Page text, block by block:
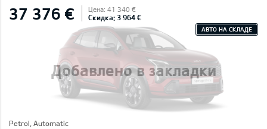
Добавлено в закладки
37 376 € Цена: 41 340 €
Скидка: 3 964 €
АВТО НА СКЛАДЕ
Petrol, Automatic